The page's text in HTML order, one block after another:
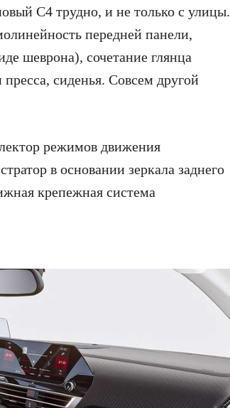
С4 трудно, и не только с улицы.
передней панели,
шеврона), сочетание глянца
сиденья. Совсем другой
режимов движения
в основании зеркала заднего
крепежная система